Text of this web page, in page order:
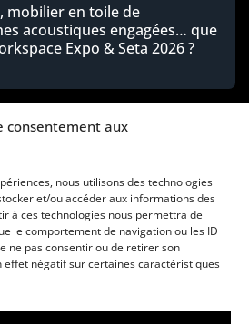
consentement aux
nous utilisons des technologies
et/ou accéder aux informations des
à ces technologies nous permettra de
le comportement de navigation ou les ID
ne pas consentir ou de retirer son
effet négatif sur certaines caractéristiques
mobilier en toile de
acoustiques engagées… que
Expo & Seta 2026 ?
éditeur de presse